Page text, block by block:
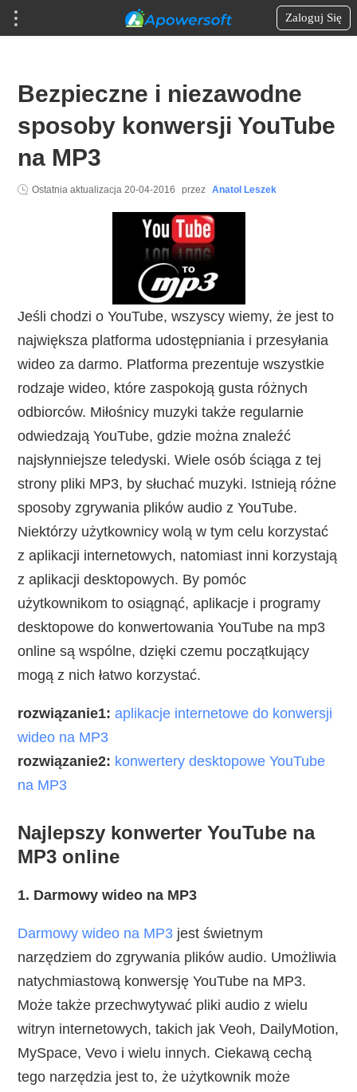
Zaloguj Się
Bezpieczne i niezawodne
sposoby konwersji YouTube
na MP3
Ostatnia aktualizacja20-04-2016 przez Anatol Leszek
Jeśli chodzi o YouTube, wszyscy wiemy, że jest to
największa platforma udostępniania i przesyłania
wideo za darmo. Platforma prezentuje wszystkie
rodzaje wideo, które zaspokoją gusta różnych
odbiorców. Miłośnicy muzyki także regularnie
odwiedzają YouTube, gdzie można znaleźć
najsłynniejsze teledyski. Wiele osób ściąga z tej
strony pliki MP3, by słuchać muzyki. Istnieją różne
sposoby zgrywania plików audio z YouTube.
Niektórzy użytkownicy wolą w tym celu korzystać
z aplikacji internetowych, natomiast inni korzystają
z aplikacji desktopowych. By pomóc
użytkownikom to osiągnąć, aplikacje i programy
desktopowe do konwertowania YouTube na mp3
online są wspólne, dzięki czemu początkujący
mogą z nich łatwo korzystać.
rozwiązanie1: aplikacje internetowe do konwersji
wideo na MP3
rozwiązanie2: konwertery desktopowe YouTube
na MP3
Najlepszy konwerter YouTube na
MP3 online
1. Darmowy wideo na MP3
Darmowy wideo na MP3 jest świetnym
narzędziem do zgrywania plików audio. Umożliwia
natychmiastową konwersję YouTube na MP3.
Może także przechwytywać pliki audio z wielu
witryn internetowych, takich jak Veoh, DailyMotion,
MySpace, Vevo i wielu innych. Ciekawą cechą
tego narzędzia jest to, że użytkownik może